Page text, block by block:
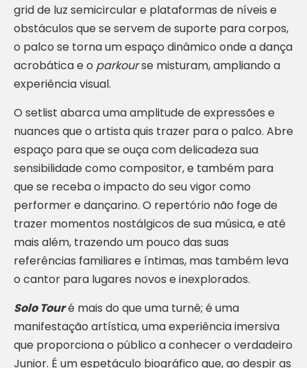
grid de luz semicircular e plataformas de níveis e
obstáculos que se servem de suporte para corpos,
o palco se torna um espaço dinâmico onde a dança
acrobática e o parkourse misturam, ampliando a
experiência visual.
O setlist abarca uma amplitude de expressões e
nuances que o artista quis trazer para o palco. Abre
espaço para que se ouça com delicadeza sua
sensibilidade como compositor, e também para
que se receba o impacto do seu vigor como
performer e dançarino. O repertório não foge de
trazer momentos nostálgicos de sua música, e até
mais além, trazendo um pouco das suas
referências familiares e íntimas, mas também leva
o cantor para lugares novos e inexplorados.
Solo Touré mais do que uma turnê; é uma
manifestação artística, uma experiência imersiva
que proporciona o público a conhecer o verdadeiro
Junior. É um espetáculo biográfico que, ao despir as